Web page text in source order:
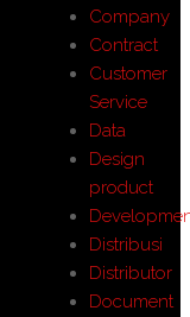
Company
Contract
Customer
Service
Data
Design
product
Distribusi
Distributor
Document